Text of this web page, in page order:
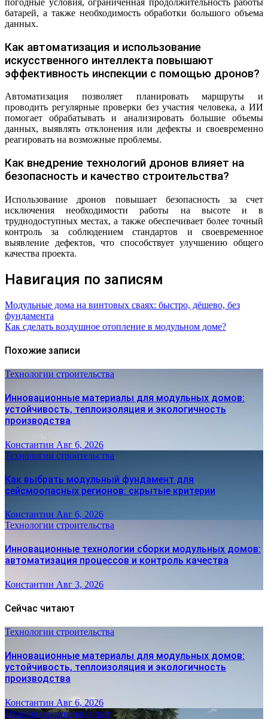
батарей, а также необходимость обработки большого объема
данных.
Как автоматизация и использование
искусственного интеллекта повышают
эффективность инспекции с помощью дронов?
Автоматизация позволяет планировать маршруты и
проводить регулярные проверки без участия человека, а ИИ
помогает обрабатывать и анализировать большие объемы
данных, выявлять отклонения или дефекты и своевременно
реагировать на возможные проблемы.
Как внедрение технологий дронов влияет на
безопасность и качество строительства?
Использование дронов повышает безопасность за счет
исключения необходимости работы на высоте и в
труднодоступных местах, а также обеспечивает более точный
контроль за соблюдением стандартов и своевременное
выявление дефектов, что способствует улучшению общего
качества проекта.
Навигация по записям
Модульные дома на винтовых сваях: быстро, дёшево, без
фундамента
Как сделать воздушное отопление в модульном доме?
Похожие записи
Технологии строительства
Инновационные материалы для модульных домов:
устойчивость, теплоизоляция и экологичность
производства
Константин Авг 6, 2026
Технологии строительства
Как выбрать модульный фундамент для
сейсмоопасных регионов: скрытые критерии
Константин Авг 6, 2026
Технологии строительства
Инновационные технологии сборки модульных домов:
автоматизация процессов и контроль качества
Константин Авг 3, 2026
Сейчас читают
Технологии строительства
Инновационные материалы для модульных домов:
устойчивость, теплоизоляция и экологичность
производства
Константин Авг 6, 2026
Отзывы и реальный опыт